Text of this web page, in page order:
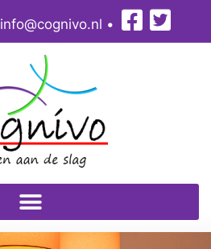
info@cognivo.nl •